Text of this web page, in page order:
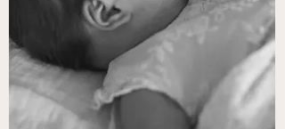
FOTOGRAFERING
I ROLIGE OMGIVELSER
HJEMME